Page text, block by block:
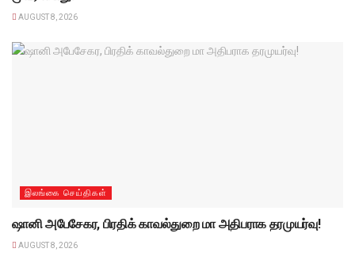
AUGUST 8, 2026
இலங்கை செய்திகள்
ஷானி அபேசேகர, பிரதிக் காவல்துறை மா அதிபராக தரமுயர்வு!
AUGUST 8, 2026